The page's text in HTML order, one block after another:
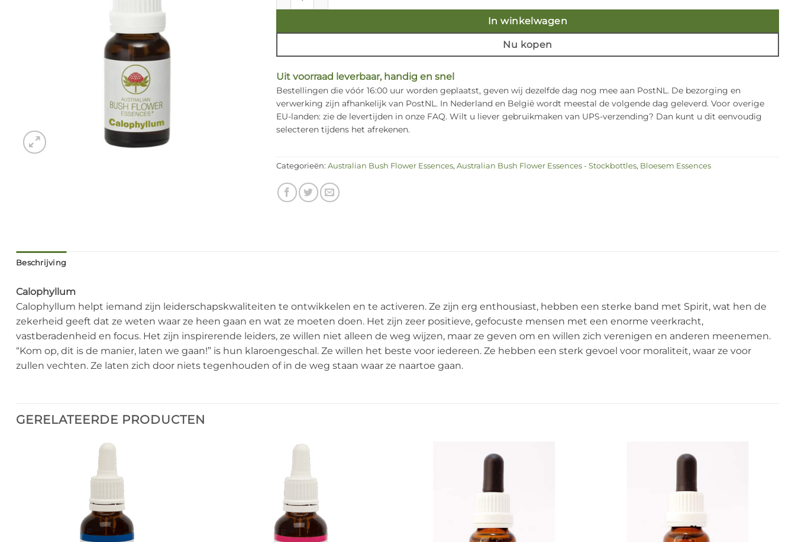
In winkelwagen
Nu kopen
Uit voorraad leverbaar, handig en snel
Bestellingen die vóór 16:00 uur worden geplaatst, geven wij dezelfde dag nog mee aan PostNL. De bezorging en
verwerking zijn afhankelijk van PostNL. In Nederland en België wordt meestal de volgende dag geleverd. Voor overige
EU-landen: zie de levertijden in onze FAQ. Wilt u liever gebruikmaken van UPS-verzending? Dan kunt u dit eenvoudig
selecteren tijdens het afrekenen.
Categorieën: Australian Bush Flower Essences, Australian Bush Flower Essences - Stockbottles, Bloesem Essences
Beschrijving
Calophyllum
Calophyllum helpt iemand zijn leiderschapskwaliteiten te ontwikkelen en te activeren. Ze zijn erg enthousiast, hebben een sterke band met Spirit, wat hen de
zekerheid geeft dat ze weten waar ze heen gaan en wat ze moeten doen. Het zijn zeer positieve, gefocuste mensen met een enorme veerkracht,
vastberadenheid en focus. Het zijn inspirerende leiders, ze willen niet alleen de weg wijzen, maar ze geven om en willen zich verenigen en anderen meenemen.
“Kom op, dit is de manier, laten we gaan!” is hun klaroengeschal. Ze willen het beste voor iedereen. Ze hebben een sterk gevoel voor moraliteit, waar ze voor
zullen vechten. Ze laten zich door niets tegenhouden of in de weg staan waar ze naartoe gaan.
GERELATEERDE PRODUCTEN